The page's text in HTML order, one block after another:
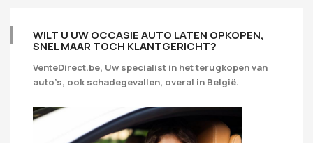
WILT U UW OCCASIE AUTO LATEN OPKOPEN,
SNEL MAAR TOCH KLANTGERICHT?
VenteDirect.be, Uw specialist in het terugkopen van
auto’s, ook schadegevallen, overal in België.